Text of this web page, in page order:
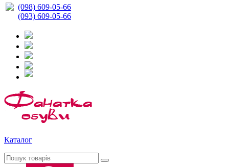
(098) 609-05-66
(093) 609-05-66
Каталог